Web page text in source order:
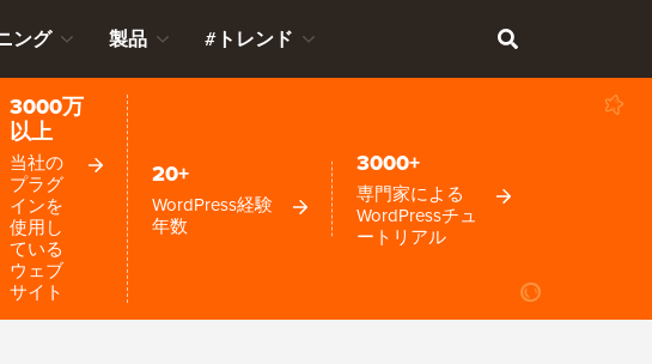
ング 製品 #トレンド
3000万
以上
当社の
プラグ
インを
使用し
ている
ウェブ
サイト
20+
WordPress経験
年数
3000+
専門家による
WordPressチュ
ートリアル